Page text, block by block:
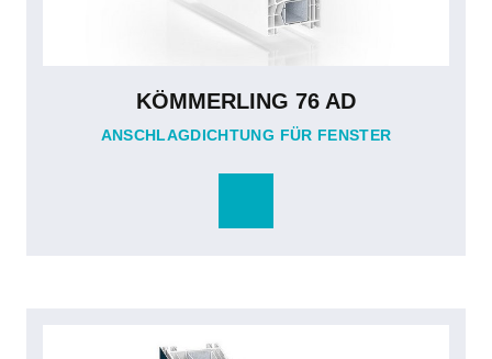
KÖMMERLING 76 AD
ANSCHLAGDICHTUNG FÜR FENSTER